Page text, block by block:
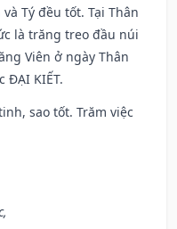
Tý đều tốt. Tại Thân
là trăng treo đầu núi
Viên ở ngày Thân
ĐẠI KIẾT.
sao tốt. Trăm việc